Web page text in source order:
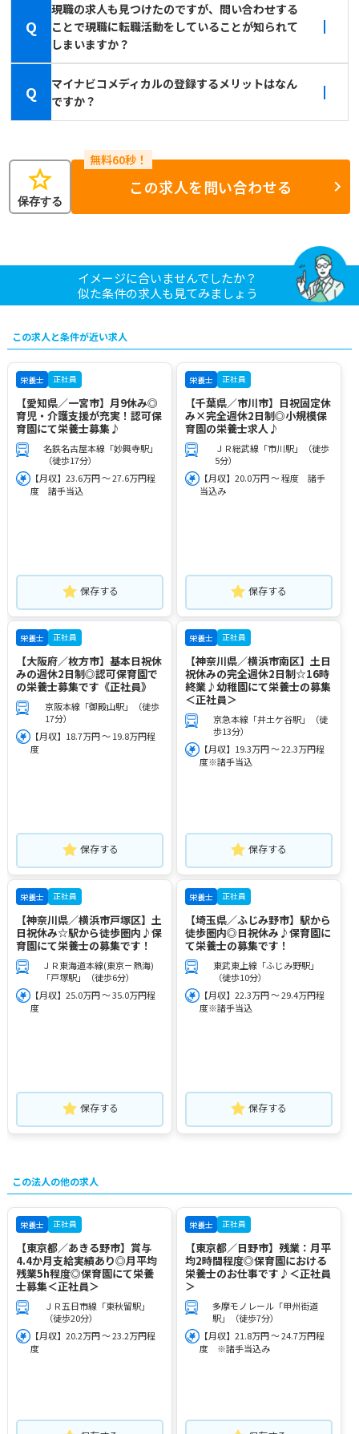
Q
現職の求人も見つけたのですが、問い合わせする
ことで現職に転職活動をしていることが知られて
しまいますか？
Q
マイナビコメディカルの登録するメリットはなん
ですか？
star
保存する
この求人を問い合わせる
イメージに合いませんでしたか？
似た条件の求人も見てみましょう
この求人と条件が近い求人
栄養士 正社員
【愛知県／一宮市】月9休み◎
育児・介護支援が充実！認可保
育園にて栄養士募集♪
名鉄名古屋本線「妙興寺駅」
（徒歩17分）
【月収】23.6万円 ～ 27.6万円程
度 諸手当込
保存する
栄養士 正社員
【千葉県／市川市】日祝固定休
み×完全週休2日制◎小規模保
育園の栄養士求人♪
ＪＲ総武線「市川駅」（徒歩
5分）
【月収】20.0万円 ～ 程度 諸手
当込み
保存する
栄養士 正社員
【大阪府／枚方市】基本日祝休
みの週休2日制◎認可保育園で
の栄養士募集です《正社員》
京阪本線「御殿山駅」（徒歩
17分）
【月収】18.7万円 ～ 19.8万円程
度
保存する
栄養士 正社員
【神奈川県／横浜市南区】土日
祝休みの完全週休2日制☆16時
終業♪幼稚園にて栄養士の募集
＜正社員＞
京急本線「井土ケ谷駅」（徒
歩13分）
【月収】19.3万円 ～ 22.3万円程
度※諸手当込
保存する
栄養士 正社員
【神奈川県／横浜市戸塚区】土
日祝休み☆駅から徒歩圏内♪保
育園にて栄養士の募集です！
ＪＲ東海道本線(東京－熱海)
「戸塚駅」（徒歩6分）
【月収】25.0万円 ～ 35.0万円程
度
保存する
栄養士 正社員
【埼玉県／ふじみ野市】駅から
徒歩圏内◎日祝休み♪保育園に
て栄養士の募集です！
東武東上線「ふじみ野駅」
（徒歩10分）
【月収】22.3万円 ～ 29.4万円程
度※諸手当込
保存する
この法人の他の求人
栄養士 正社員
【東京都／あきる野市】賞与
4.4か月支給実績あり◎月平均
残業5h程度◎保育園にて栄養
士募集＜正社員＞
ＪＲ五日市線「東秋留駅」
（徒歩20分）
【月収】20.2万円 ～ 23.2万円程
度
栄養士 正社員
【東京都／日野市】残業：月平
均2時間程度◎保育園における
栄養士のお仕事です♪＜正社員
＞
多摩モノレール「甲州街道
駅」（徒歩7分）
【月収】21.8万円 ～ 24.7万円程
度 ※諸手当込み